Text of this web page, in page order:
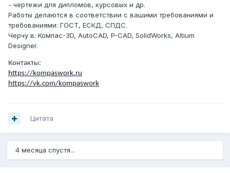
- чертежи для дипломов, курсовых и др.
Работы делаются в соответствии с вашими требованиями и
требованиями: ГОСТ, ЕСКД, СПДС.
Черчу в: Компас-3D, AutoCAD, P-CAD, SolidWorks, Altium
Designer.
Контакты:
https://kompaswork.ru
https://vk.com/kompaswork
Цитата
4 месяца спустя...